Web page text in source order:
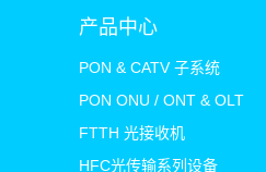
产品中心
PON & CATV 子系统
PON ONU / ONT & OLT
FTTH 光接收机
HFC光传输系列设备